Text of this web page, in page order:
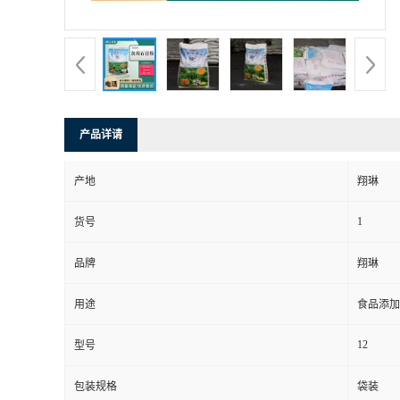
产品详请
产地 翔琳
货号 1
品牌 翔琳
用途 食品添
型号 12
包装规格 袋装